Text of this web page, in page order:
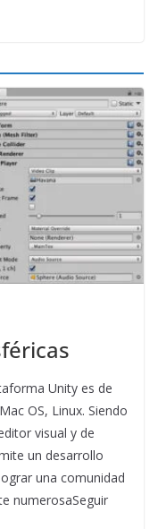
Unity es de
OS, Linux. Siendo
visual y de
un desarrollo
una comunidad
numerosaSeguir